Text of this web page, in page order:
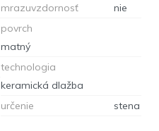
mrazuvzdornosť
nie
povrch
matný
technologia
keramická dlažba
určenie stena